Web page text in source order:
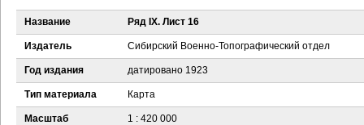
В
ы
д
Название Ряд IX. Лист 16
Издатель Сибирский Военно-Топографический отдел
Год издания датировано 1923
Тип материала Карта
Масштаб 1 : 420 000